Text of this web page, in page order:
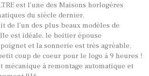
est l’une des Maisons horlogères
du siècle dernier.
de l’un des plus beaux modèles de
est idéale, le boitier épouse
et la sonnerie est très agréable.
coup de coeur pour le logo à 9 heures !
mécanique à remontage automatique et